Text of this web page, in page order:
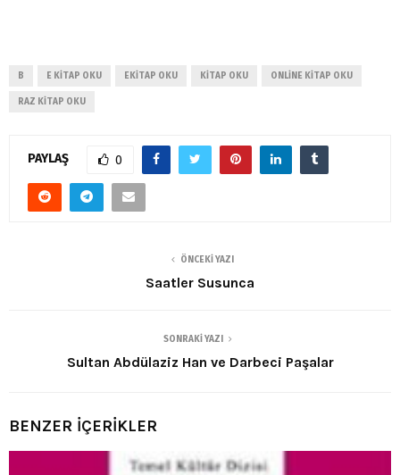
B E KITAP OKU EKITAP OKU KITAP OKU ONLINE KITAP OKU
RAZ KITAP OKU
PAYLAŞ 0
ÖNCEKI YAZI
Saatler Susunca
SONRAKI YAZI
Sultan Abdülaziz Han ve Darbeci Paşalar
BENZER İÇERİKLER